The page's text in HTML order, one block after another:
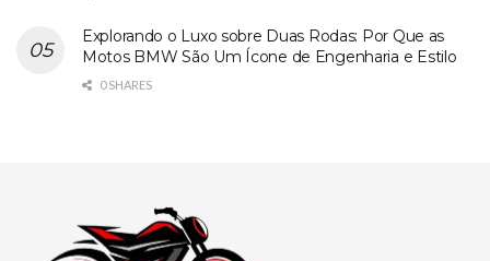
Explorando o Luxo sobre Duas Rodas: Por Que as
Motos BMW São Um Ícone de Engenharia e Estilo
0 SHARES